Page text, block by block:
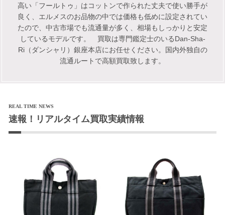
高い「フールトゥ」はコットンで作られた丈夫で使い勝手が
良く、エルメスのお品物の中では価格も低めに設定されてい
たので、中古市場でも流通量が多く、相場もしっかりと安定
しているモデルです。 買取は専門鑑定士のいるDan-Sha-
Ri（ダンシャリ）銀座本店にお任せください。国内外独自の
流通ルートで高額買取致します。
REAL TIME NEWS
速報！リアルタイム買取実績情報